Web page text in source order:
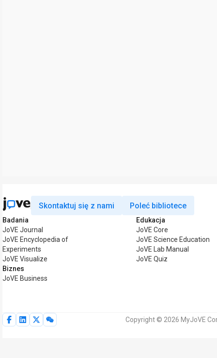
Skontaktuj się z nami Poleć bibliotece
Badania
JoVE Journal
JoVE Encyclopedia of
Experiments
JoVE Visualize
Biznes
JoVE Business
Edukacja
JoVE Core
JoVE Science Education
JoVE Lab Manual
JoVE Quiz
Copyright © 2026 MyJoVE